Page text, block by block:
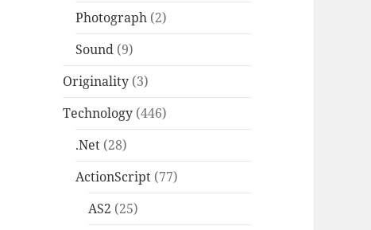
Photograph (2)
Sound (9)
Originality (3)
Technology (446)
.Net (28)
ActionScript (77)
AS2 (25)